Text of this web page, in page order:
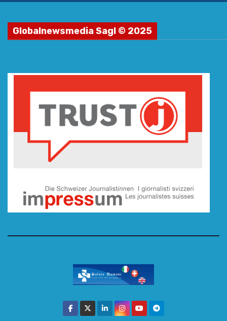
Globalnewsmedia Sagl © 2025